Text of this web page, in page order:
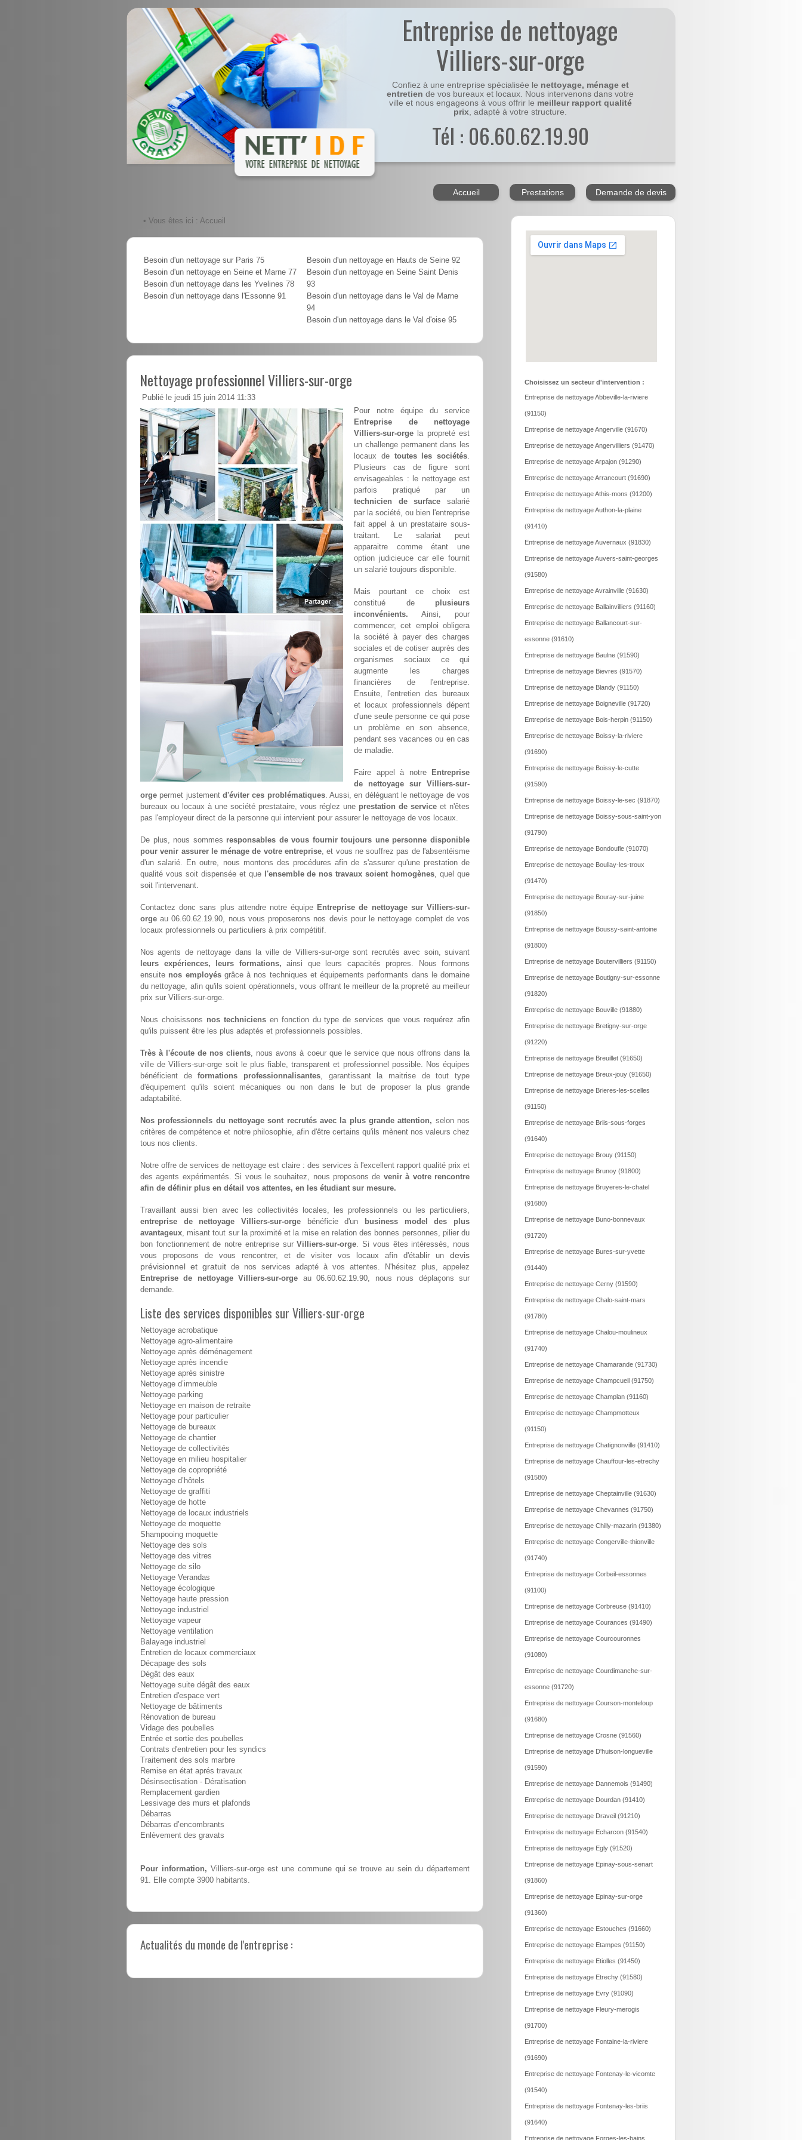
Entreprise de nettoyage
Villiers-sur-orge
Confiez à une entreprise spécialisée le nettoyage, ménage et
entretien de vos bureaux et locaux. Nous intervenons dans votre
ville et nous engageons à vous offrir le meilleur rapport qualité
prix, adapté à votre structure.
Tél : 06.60.62.19.90
Accueil Prestations Demande de devis
• Vous êtes ici : Accueil
Besoin d'un nettoyage sur Paris 75
Besoin d'un nettoyage en Seine et Marne 77
Besoin d'un nettoyage dans les Yvelines 78
Besoin d'un nettoyage dans l'Essonne 91
Besoin d'un nettoyage en Hauts de Seine 92
Besoin d'un nettoyage en Seine Saint Denis
93
Besoin d'un nettoyage dans le Val de Marne
94
Besoin d'un nettoyage dans le Val d'oise 95
Nettoyage professionnel Villiers-sur-orge
Publié le jeudi 15 juin 2014 11:33
Pour notre équipe du service
Entreprise de nettoyage
Villiers-sur-orge la propreté est
un challenge permanent dans les
locaux de toutes les sociétés.
Plusieurs cas de figure sont
envisageables : le nettoyage est
parfois pratiqué par un
technicien de surface salarié
par la société, ou bien l'entreprise
fait appel à un prestataire sous-
traitant. Le salariat peut
apparaitre comme étant une
option judicieuce car elle fournit
un salarié toujours disponible.
Mais pourtant ce choix est
constitué de plusieurs
inconvénients. Ainsi, pour
commencer, cet emploi obligera
la société à payer des charges
sociales et de cotiser auprès des
organismes sociaux ce qui
augmente les charges
financières de l'entreprise.
Ensuite, l'entretien des bureaux
et locaux professionnels dépent
d'une seule personne ce qui pose
un problème en son absence,
pendant ses vacances ou en cas
de maladie.
Faire appel à notre
Entreprise
de nettoyage sur Villiers-sur-
orge permet justement d'éviter ces problématiques. Aussi, en déléguant le nettoyage de vos
bureaux ou locaux à une société prestataire, vous réglez une prestation de service et n'êtes
pas l'employeur direct de la personne qui intervient pour assurer le nettoyage de vos locaux.
De plus, nous sommes responsables de vous fournir toujours une personne disponible
pour venir assurer le ménage de votre entreprise, et vous ne souffrez pas de l'absentéisme
d'un salarié. En outre, nous montons des procédures afin de s'assurer qu'une prestation de
qualité vous soit dispensée et que l'ensemble de nos travaux soient homogènes, quel que
soit l'intervenant.
Contactez donc sans plus attendre notre équipe Entreprise de nettoyage sur Villiers-sur-
orge au 06.60.62.19.90, nous vous proposerons nos devis pour le nettoyage complet de vos
locaux professionnels ou particuliers à prix compétitif.
Nos agents de nettoyage dans la ville de Villiers-sur-orge sont recrutés avec soin, suivant
leurs expériences, leurs formations, ainsi que leurs capacités propres. Nous formons
ensuite nos employésgrâce à nos techniques et équipements performants dans le domaine
du nettoyage, afin qu'ils soient opérationnels, vous offrant le meilleur de la propreté au meilleur
prix sur Villiers-sur-orge.
Nous choisissons nos techniciensen fonction du type de services que vous requérez afin
qu'ils puissent être les plus adaptés et professionnels possibles.
Très à l'écoute de nos clients, nous avons à coeur que le service que nous offrons dans la
ville de Villiers-sur-orge soit le plus fiable, transparent et professionnel possible. Nos équipes
bénéficient deformations professionnalisantes, garantissant la maitrise de tout type
d'équipement qu'ils soient mécaniques ou non dans le but de proposer la plus grande
adaptabilité.
Nos professionnels du nettoyage sont recrutés avec la plus grande attention, selon nos
critères de compétence et notre philosophie, afin d'être certains qu'ils mènent nos valeurs chez
tous nos clients.
Notre offre de services de nettoyage est claire : des services à l'excellent rapport qualité prix et
des agents expérimentés. Si vous le souhaitez, nous proposons de venir à votre rencontre
afin de définir plus en détail vos attentes, en les étudiant sur mesure.
Travaillant aussi bien avec les collectivités locales, les professionnels ou les particuliers,
entreprise de nettoyage Villiers-sur-orge bénéficie d'un
business model des plus
avantageux, misant tout sur la proximité et la mise en relation des bonnes personnes, pilier du
bon fonctionnement de notre entreprise surVilliers-sur-orge. Si vous êtes intéressés, nous
vous proposons de vous rencontrer, et de visiter vos locaux afin d'établir un devis
prévisionnel et gratuit de nos services adapté à vos attentes. N'hésitez plus, appelez
Entreprise de nettoyage Villiers-sur-orge au 06.60.62.19.90, nous nous déplaçons sur
demande.
Liste des services disponibles sur Villiers-sur-orge
Nettoyage acrobatique
Nettoyage agro-alimentaire
Nettoyage après déménagement
Nettoyage après incendie
Nettoyage après sinistre
Nettoyage d’immeuble
Nettoyage parking
Nettoyage en maison de retraite
Nettoyage pour particulier
Nettoyage de bureaux
Nettoyage de chantier
Nettoyage de collectivités
Nettoyage en milieu hospitalier
Nettoyage de copropriété
Nettoyage d’hôtels
Nettoyage de graffiti
Nettoyage de hotte
Nettoyage de locaux industriels
Nettoyage de moquette
Shampooing moquette
Nettoyage des sols
Nettoyage des vitres
Nettoyage de silo
Nettoyage Verandas
Nettoyage écologique
Nettoyage haute pression
Nettoyage industriel
Nettoyage vapeur
Nettoyage ventilation
Balayage industriel
Entretien de locaux commerciaux
Décapage des sols
Dégât des eaux
Nettoyage suite dégât des eaux
Entretien d'espace vert
Nettoyage de bâtiments
Rénovation de bureau
Vidage des poubelles
Entrée et sortie des poubelles
Contrats d'entretien pour les syndics
Traitement des sols marbre
Remise en état aprés travaux
Désinsectisation - Dératisation
Remplacement gardien
Lessivage des murs et plafonds
Débarras
Débarras d’encombrants
Enlèvement des gravats
Pour information, Villiers-sur-orge est une commune qui se trouve au sein du département
91. Elle compte 3900 habitants.
Actualités du monde de l'entreprise :
Choisissez un secteur d'intervention :
Entreprise de nettoyage Abbeville-la-riviere
(91150)
Entreprise de nettoyage Angerville (91670)
Entreprise de nettoyage Angervilliers (91470)
Entreprise de nettoyage Arpajon (91290)
Entreprise de nettoyage Arrancourt (91690)
Entreprise de nettoyage Athis-mons (91200)
Entreprise de nettoyage Authon-la-plaine
(91410)
Entreprise de nettoyage Auvernaux (91830)
Entreprise de nettoyage Auvers-saint-georges
(91580)
Entreprise de nettoyage Avrainville (91630)
Entreprise de nettoyage Ballainvilliers (91160)
Entreprise de nettoyage Ballancourt-sur-
essonne (91610)
Entreprise de nettoyage Baulne (91590)
Entreprise de nettoyage Bievres (91570)
Entreprise de nettoyage Blandy (91150)
Entreprise de nettoyage Boigneville (91720)
Entreprise de nettoyage Bois-herpin (91150)
Entreprise de nettoyage Boissy-la-riviere
(91690)
Entreprise de nettoyage Boissy-le-cutte
(91590)
Entreprise de nettoyage Boissy-le-sec (91870)
Entreprise de nettoyage Boissy-sous-saint-yon
(91790)
Entreprise de nettoyage Bondoufle (91070)
Entreprise de nettoyage Boullay-les-troux
(91470)
Entreprise de nettoyage Bouray-sur-juine
(91850)
Entreprise de nettoyage Boussy-saint-antoine
(91800)
Entreprise de nettoyage Boutervilliers (91150)
Entreprise de nettoyage Boutigny-sur-essonne
(91820)
Entreprise de nettoyage Bouville (91880)
Entreprise de nettoyage Bretigny-sur-orge
(91220)
Entreprise de nettoyage Breuillet (91650)
Entreprise de nettoyage Breux-jouy (91650)
Entreprise de nettoyage Brieres-les-scelles
(91150)
Entreprise de nettoyage Briis-sous-forges
(91640)
Entreprise de nettoyage Brouy (91150)
Entreprise de nettoyage Brunoy (91800)
Entreprise de nettoyage Bruyeres-le-chatel
(91680)
Entreprise de nettoyage Buno-bonnevaux
(91720)
Entreprise de nettoyage Bures-sur-yvette
(91440)
Entreprise de nettoyage Cerny (91590)
Entreprise de nettoyage Chalo-saint-mars
(91780)
Entreprise de nettoyage Chalou-moulineux
(91740)
Entreprise de nettoyage Chamarande (91730)
Entreprise de nettoyage Champcueil (91750)
Entreprise de nettoyage Champlan (91160)
Entreprise de nettoyage Champmotteux
(91150)
Entreprise de nettoyage Chatignonville (91410)
Entreprise de nettoyage Chauffour-les-etrechy
(91580)
Entreprise de nettoyage Cheptainville (91630)
Entreprise de nettoyage Chevannes (91750)
Entreprise de nettoyage Chilly-mazarin (91380)
Entreprise de nettoyage Congerville-thionville
(91740)
Entreprise de nettoyage Corbeil-essonnes
(91100)
Entreprise de nettoyage Corbreuse (91410)
Entreprise de nettoyage Courances (91490)
Entreprise de nettoyage Courcouronnes
(91080)
Entreprise de nettoyage Courdimanche-sur-
essonne (91720)
Entreprise de nettoyage Courson-monteloup
(91680)
Entreprise de nettoyage Crosne (91560)
Entreprise de nettoyage D'huison-longueville
(91590)
Entreprise de nettoyage Dannemois (91490)
Entreprise de nettoyage Dourdan (91410)
Entreprise de nettoyage Draveil (91210)
Entreprise de nettoyage Echarcon (91540)
Entreprise de nettoyage Egly (91520)
Entreprise de nettoyage Epinay-sous-senart
(91860)
Entreprise de nettoyage Epinay-sur-orge
(91360)
Entreprise de nettoyage Estouches (91660)
Entreprise de nettoyage Etampes (91150)
Entreprise de nettoyage Etiolles (91450)
Entreprise de nettoyage Etrechy (91580)
Entreprise de nettoyage Evry (91090)
Entreprise de nettoyage Fleury-merogis
(91700)
Entreprise de nettoyage Fontaine-la-riviere
(91690)
Entreprise de nettoyage Fontenay-le-vicomte
(91540)
Entreprise de nettoyage Fontenay-les-briis
(91640)
Entreprise de nettoyage Forges-les-bains